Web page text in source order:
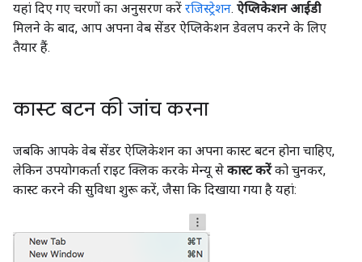
यहां दिए गए चरणों का अनुसरण करें रजिस्ट्रेशन. ऐप्लिकेशन आईडी
मिलने के बाद, आप अपना वेब सेंडर ऐप्लिकेशन डेवलप करने के लिए
तैयार हैं.
कास्ट बटन की जांच करना
जबकि आपके वेब सेंडर ऐप्लिकेशन का अपना कास्ट बटन होना चाहिए,
लेकिन उपयोगकर्ता राइट क्लिक करके मेन्यू से कास्ट करेंको चुनकर,
कास्ट करने की सुविधा शुरू करें, जैसा कि दिखाया गया है यहां: